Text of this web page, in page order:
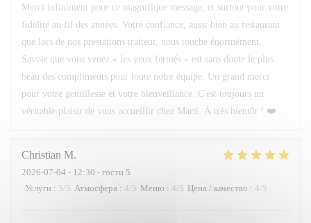
Merci infiniment pour ce magnifique message, et surtout pour votre
fidélité au fil des années. Votre confiance, aussi bien au restaurant
que lors de nos prestations traiteur, nous touche énormément.
Savoir que vous venez « les yeux fermés » est sans doute le plus
beau des compliments pour toute notre équipe. Un grand merci
pour votre gentillesse et votre bienveillance. C'est toujours un
véritable plaisir de vous accueillir chez Marti. À très bientôt ! ❤️
Christian M
2026-07-04 - 12:30 - гости 5
Услуги : 5/5 Атмосфера : 4/5 Меню : 4/5 Цена / качество : 4/5